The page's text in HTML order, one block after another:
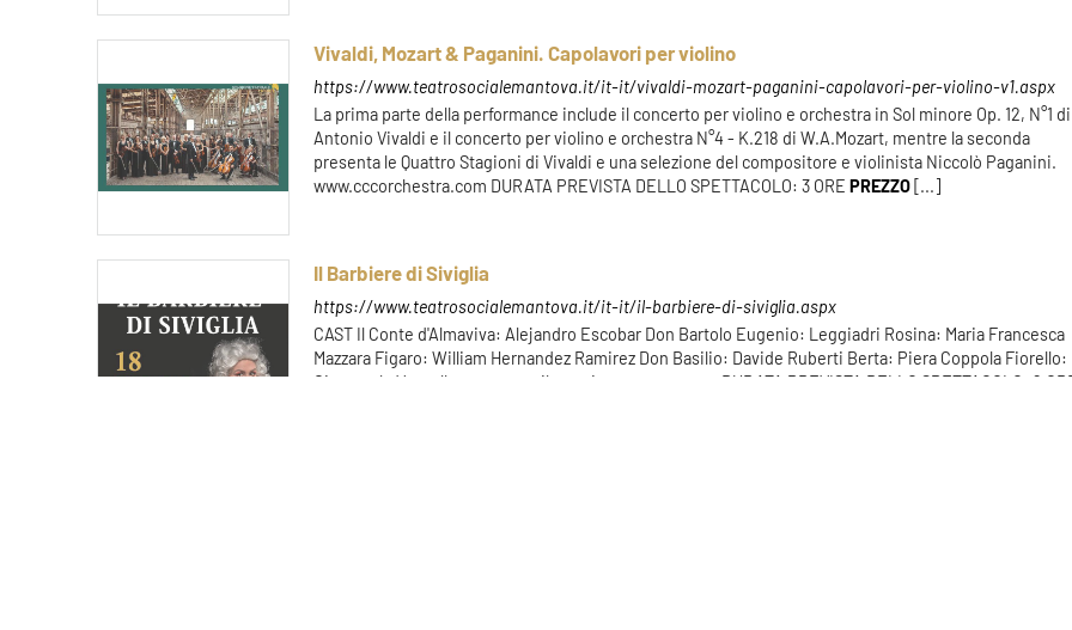
Vivaldi, Mozart & Paganini. Capolavori per violino
https://www.teatrosocialemantova.it/it-it/vivaldi-mozart-paganini-capolavori-per-violino-v1.aspx
La prima parte della performance include il concerto per violino e orchestra in Sol minore Op. 12, N°1 di
Antonio Vivaldi e il concerto per violino e orchestra N°4 - K.218 di W.A.Mozart, mentre la seconda
presenta le Quattro Stagioni di Vivaldi e una selezione del compositore e violinista Niccolò Paganini.
www.cccorchestra.com DURATA PREVISTA DELLO SPETTACOLO: 3 OREPREZZO [...]
Il Barbiere di Siviglia
https://www.teatrosocialemantova.it/it-it/il-barbiere-di-siviglia.aspx
CAST Il Conte d'Almaviva: Alejandro Escobar Don Bartolo Eugenio: Leggiadri Rosina: Maria Francesca
Mazzara Figaro: William Hernandez Ramirez Don Basilio: Davide Ruberti Berta: Piera Coppola Fiorello:
Giampaolo Vessella www.mousikevenicecompany.com DURATA PREVISTA DELLO SPETTACOLO: 2